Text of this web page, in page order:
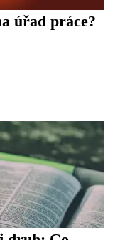
úřad práce?